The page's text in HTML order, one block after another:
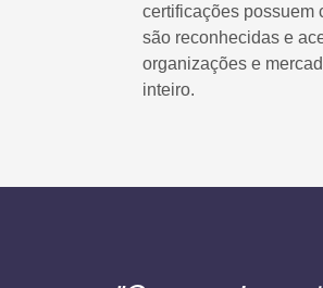
certificações possuem
são reconhecidas e
organizações e
inteiro.